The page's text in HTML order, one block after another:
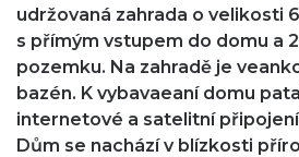
udržovaná zahrada o velikosti
s přímým vstupem do domu a
pozemku. Na zahradě je
bazén. K vybavaeaní domu
internetové a satelitní
Dům se nachází v blízkosti